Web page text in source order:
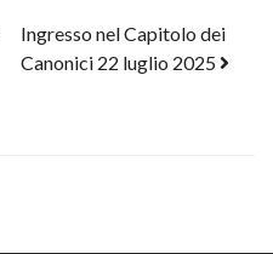
Ingresso nel Capitolo dei
Canonici 22 luglio 2025